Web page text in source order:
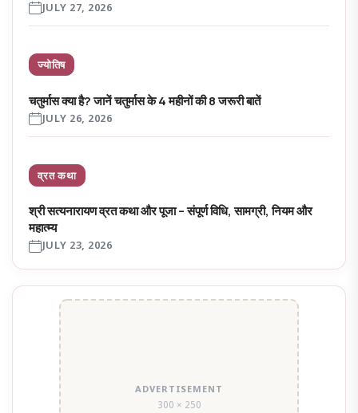
JULY 27, 2026
ज्योतिष
चतुर्मास क्या है? जानें चतुर्मास के 4 महीनों की 8 जरूरी बातें
JULY 26, 2026
व्रत कथा
श्री सत्यनारायण व्रत कथा और पूजा – संपूर्ण विधि, सामग्री, नियम और
महात्म्य
JULY 23, 2026
ADVERTISEMENT
300 × 250